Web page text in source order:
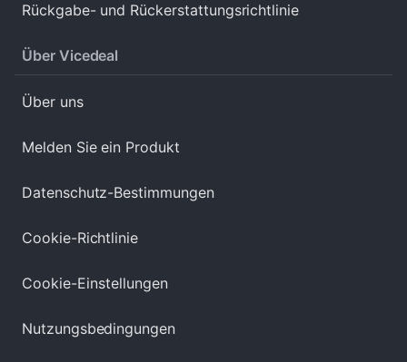
Rückgabe- und Rückerstattungsrichtlinie
Über Vicedeal
Über uns
Melden Sie ein Produkt
Datenschutz-Bestimmungen
Cookie-Richtlinie
Cookie-Einstellungen
Nutzungsbedingungen